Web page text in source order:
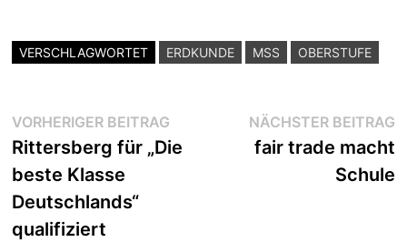
VERSCHLAGWORTET ERDKUNDE MSS OBERSTUFE
Beitragsnavigation
VORHERIGER BEITRAG Vorheriger
Beitrag:
Rittersberg für „Die
beste Klasse
Deutschlands“
qualifiziert
NÄCHSTER BEITRAG
fair trade macht
Schule